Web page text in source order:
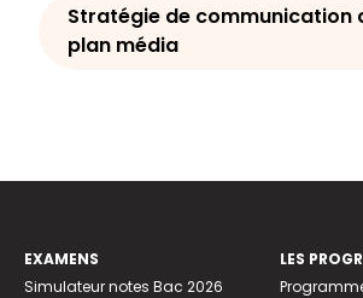
Stratégie de communication
plan média
EXAMENS
Simulateur notes Bac 2026
LES